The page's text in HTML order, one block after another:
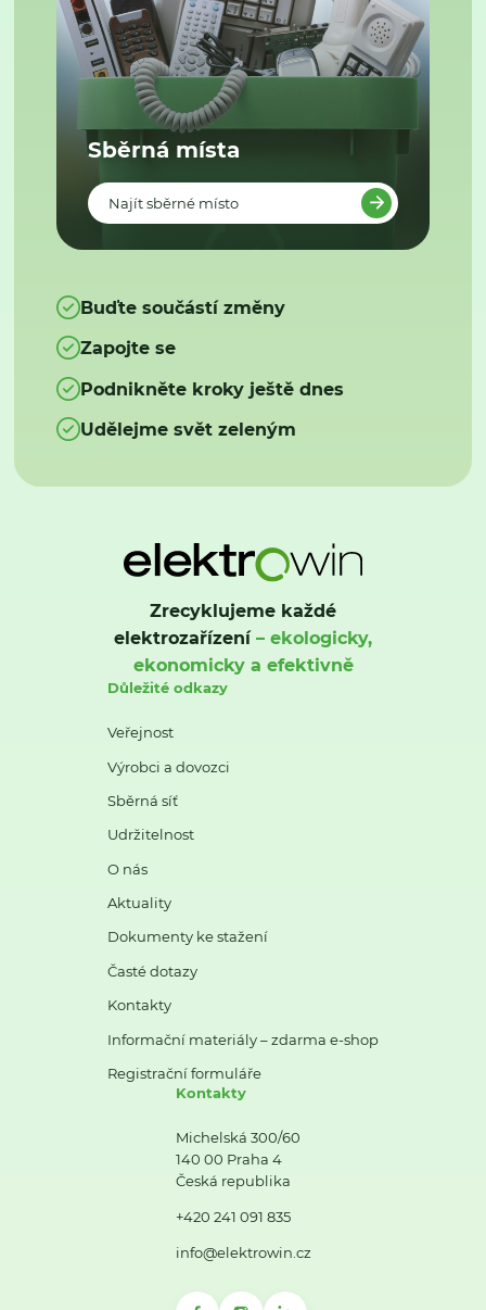
Sběrná místa
Najít sběrné místo
Buďte součástí změny
Zapojte se
Podnikněte kroky ještě dnes
Udělejme svět zeleným
Zrecyklujeme každé
elektrozařízení– ekologicky,
ekonomicky a efektivně
Důležité odkazy
Veřejnost
Výrobci a dovozci
Sběrná síť
Udržitelnost
O nás
Aktuality
Dokumenty ke stažení
Časté dotazy
Kontakty
Informační materiály – zdarma e-shop
Registrační formuláře
Kontakty
Michelská 300/60
140 00 Praha 4
Česká republika
+420 241 091 835
info@elektrowin.cz